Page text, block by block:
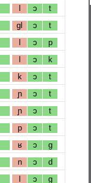
l ɔ t
gl ɔ t
l ɔ p
l ɔ k
k ɔ t
ɲ ɔ t
ɲ ɔ t
p ɔ t
ʁ ɔ g
n ɔ d
l ɔ g